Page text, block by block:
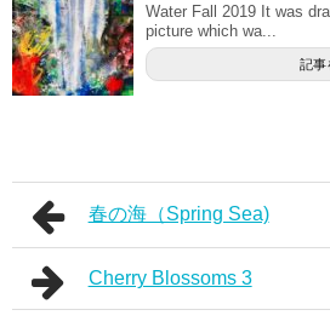
Water Fall 2019 It was
picture which wa...
記事
春の海（Spring Sea)
Cherry Blossoms 3